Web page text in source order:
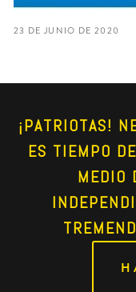
23 DE JUNIO DE 2020
¡PATRIOTAS!
ES TIEMPO
MEDIO